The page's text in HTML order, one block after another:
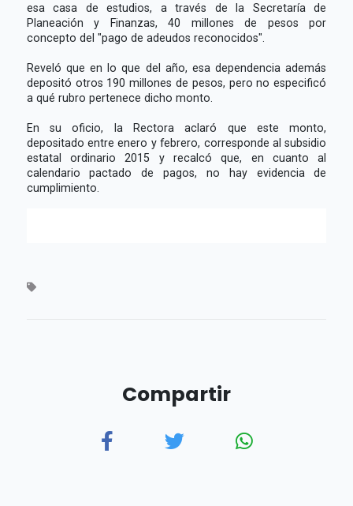
esa casa de estudios, a través de la Secretaría de
Planeación y Finanzas, 40 millones de pesos por
concepto del "pago de adeudos reconocidos".
Reveló que en lo que del año, esa dependencia además
depositó otros 190 millones de pesos, pero no especificó
a qué rubro pertenece dicho monto.
En su oficio, la Rectora aclaró que este monto,
depositado entre enero y febrero, corresponde al subsidio
estatal ordinario 2015 y recalcó que, en cuanto al
calendario pactado de pagos, no hay evidencia de
cumplimiento.
Compartir